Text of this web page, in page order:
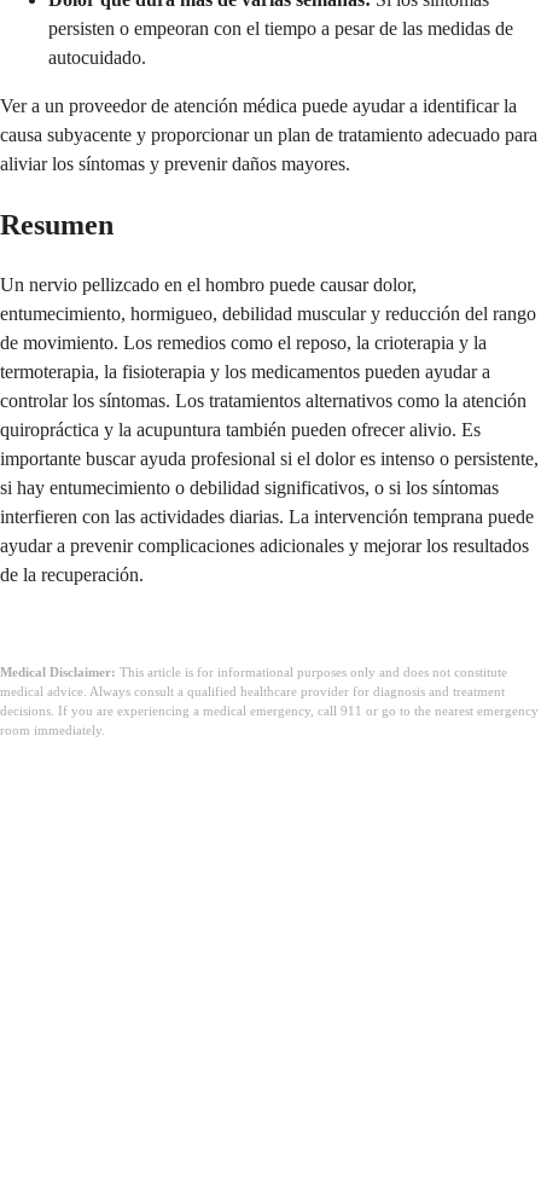
persisten o empeoran con el tiempo a pesar de las medidas de
autocuidado.
Ver a un proveedor de atención médica puede ayudar a identificar la
causa subyacente y proporcionar un plan de tratamiento adecuado para
aliviar los síntomas y prevenir daños mayores.
Resumen
Un nervio pellizcado en el hombro puede causar dolor,
entumecimiento, hormigueo, debilidad muscular y reducción del rango
de movimiento. Los remedios como el reposo, la crioterapia y la
termoterapia, la fisioterapia y los medicamentos pueden ayudar a
controlar los síntomas. Los tratamientos alternativos como la atención
quiropráctica y la acupuntura también pueden ofrecer alivio. Es
importante buscar ayuda profesional si el dolor es intenso o persistente,
si hay entumecimiento o debilidad significativos, o si los síntomas
interfieren con las actividades diarias. La intervención temprana puede
ayudar a prevenir complicaciones adicionales y mejorar los resultados
de la recuperación.
Medical Disclaimer: This article is for informational purposes only and does not constitute
medical advice. Always consult a qualified healthcare provider for diagnosis and treatment
decisions. If you are experiencing a medical emergency, call 911 or go to the nearest emergency
room immediately.